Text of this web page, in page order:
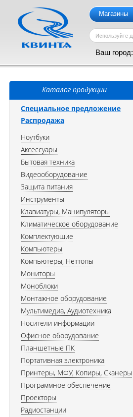
Магазины
Ваш город:
Каталог продукции
Специальное предложение
Распродажа
Ноутбуки
Аксессуары
Бытовая техника
Видеооборудование
Защита питания
Инструменты
Клавиатуры, Манипуляторы
Климатическое оборудование
Комплектующие
Компьютеры
Компьютеры, Неттопы
Мониторы
Моноблоки
Монтажное оборудование
Мультимедиа, Аудиотехника
Носители информации
Офисное оборудование
Планшетные ПК
Портативная электроника
Принтеры, МФУ, Копиры, Сканеры
Программное обеспечение
Проекторы
Радиостанции